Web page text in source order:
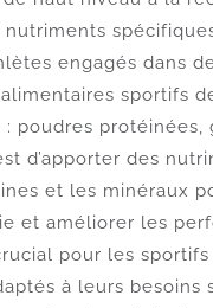
engagés dans
sportifs
poudres protéinées,
d’apporter des
et les minéraux
et améliorer les
pour les
à leurs